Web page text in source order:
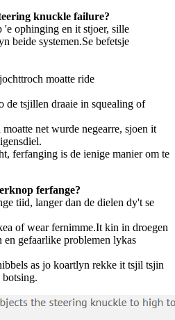
knuckle failure?
ophinging en it stjoer, sille
beide systemen.Se befetsje
moatte ride
de tsjillen draaie in squealing of
net wurde negearre, sjoen it
ferfanging is de ienige manier om te
ferfange?
tiid, langer dan de dielen dy't se
of ​​wear fernimme.It kin in droegen
en gefaarlike problemen lykas
as jo koartlyn rekke it tsjil tsjin